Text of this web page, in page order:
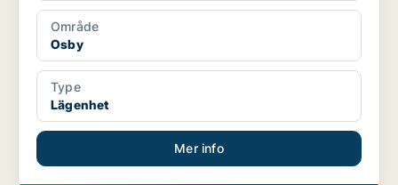
Område
Osby
Type
Lägenhet
Mer info